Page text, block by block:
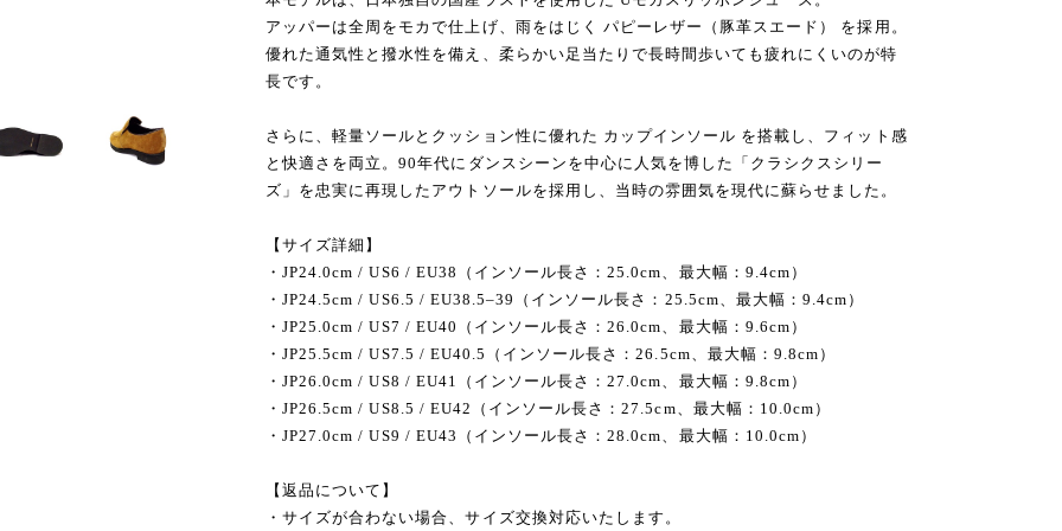
アッパーは全周をモカで仕上げ、雨をはじく パピーレザー（豚革スエード） を採用。
優れた通気性と撥水性を備え、柔らかい足当たりで長時間歩いても疲れにくいのが特
長です。
さらに、軽量ソールとクッション性に優れた カップインソール を搭載し、フィット感
と快適さを両立。90年代にダンスシーンを中心に人気を博した「クラシクスシリー
ズ」を忠実に再現したアウトソールを採用し、当時の雰囲気を現代に蘇らせました。
【サイズ詳細】
・JP24.0cm / US6 / EU38（インソール長さ：25.0cm、最大幅：9.4cm）
・JP24.5cm / US6.5 / EU38.5–39（インソール長さ：25.5cm、最大幅：9.4cm）
・JP25.0cm / US7 / EU40（インソール長さ：26.0cm、最大幅：9.6cm）
・JP25.5cm / US7.5 / EU40.5（インソール長さ：26.5cm、最大幅：9.8cm）
・JP26.0cm / US8 / EU41（インソール長さ：27.0cm、最大幅：9.8cm）
・JP26.5cm / US8.5 / EU42（インソール長さ：27.5cm、最大幅：10.0cm）
・JP27.0cm / US9 / EU43（インソール長さ：28.0cm、最大幅：10.0cm）
【返品について】
・サイズが合わない場合、サイズ交換対応いたします。